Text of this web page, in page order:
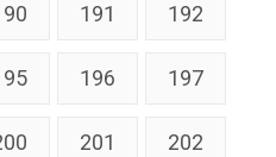
191 192
196 197
201 202